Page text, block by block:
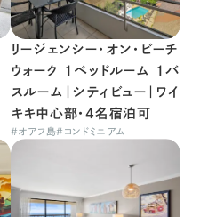
リージェンシー・オン・ビーチ
ウォーク 1ベッドルーム 1バ
スルーム｜シティビュー｜ワイ
キキ中心部・4名宿泊可
#オアフ島# コンドミニアム